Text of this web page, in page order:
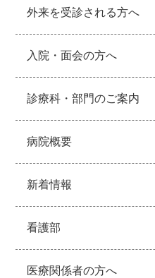
外来を受診される方へ
入院・面会の方へ
診療科・部門のご案内
病院概要
新着情報
看護部
医療関係者の方へ